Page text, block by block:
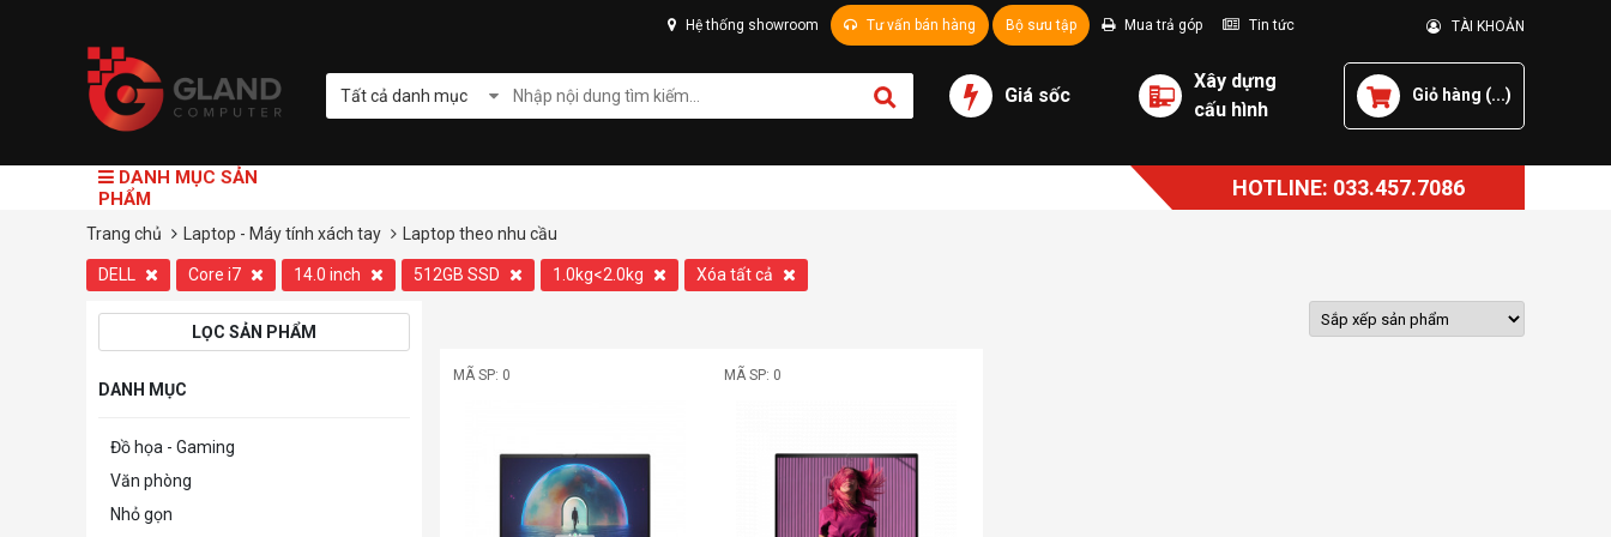
Hệ thống showroom Tư vấn bán hàng Bộ sưu tập Mua trả góp Tin tức TÀI KHOẢN
Tất cả danh mục Giá sốc
Xây dựng
cấu hình
Giỏ hàng (...)
DANH MỤC SẢN
PHẨM
HOTLINE: 033.457.7086
Trang chủ Laptop - Máy tính xách tay Laptop theo nhu cầu
DELL Core i7 14.0 inch 512GB SSD 1.0kg<2.0kg Xóa tất cả
LỌC SẢN PHẨM
DANH MỤC
Đồ họa - Gaming
Văn phòng
Nhỏ gọn
MÃ SP: 0 MÃ SP: 0